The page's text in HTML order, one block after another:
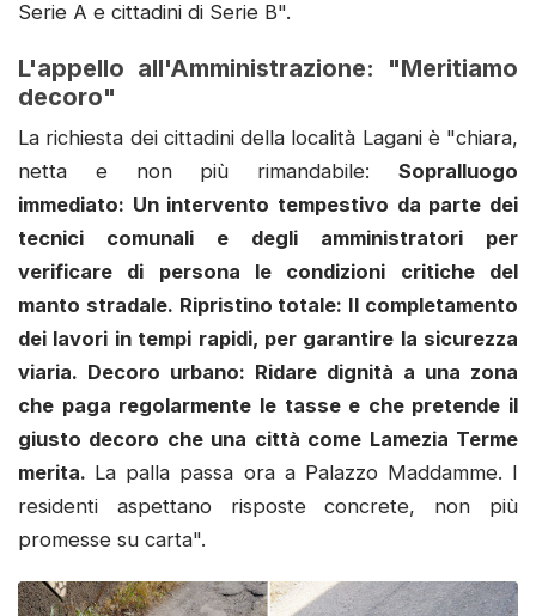
Serie A e cittadini di Serie B".
L'appello all'Amministrazione: "Meritiamo
decoro"
La richiesta dei cittadini della località Lagani è "chiara,
netta e non più rimandabile: Sopralluogo
immediato: Un intervento tempestivo da parte dei
tecnici comunali e degli amministratori per
verificare di persona le condizioni critiche del
manto stradale. Ripristino totale: Il completamento
dei lavori in tempi rapidi, per garantire la sicurezza
viaria. Decoro urbano: Ridare dignità a una zona
che paga regolarmente le tasse e che pretende il
giusto decoro che una città come Lamezia Terme
merita. La palla passa ora a Palazzo Maddamme. I
residenti aspettano risposte concrete, non più
promesse su carta".